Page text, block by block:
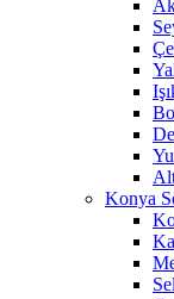
Konya